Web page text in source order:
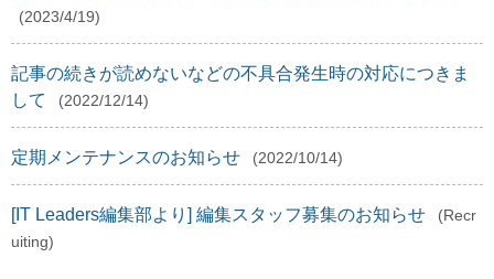
(2023/4/19)
記事の続きが読めないなどの不具合発生時の対応につきま
して
(2022/12/14)
定期メンテナンスのお知らせ (2022/10/14)
[IT Leaders編集部より] 編集スタッフ募集のお知らせ
(Recr
uiting)